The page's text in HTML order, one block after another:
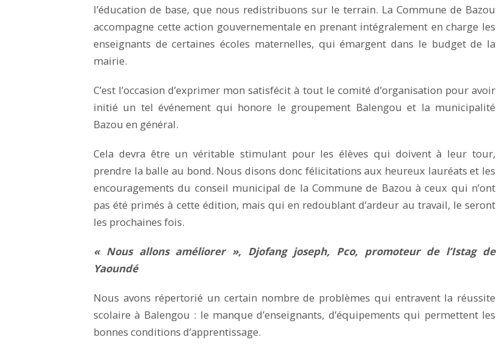
l’éducation de base, que nous redistribuons sur le terrain. La Commune de Bazou
accompagne cette action gouvernementale en prenant intégralement en charge les
enseignants de certaines écoles maternelles, qui émargent dans le budget de la
mairie.
C’est l’occasion d’exprimer mon satisfécit à tout le comité d’organisation pour avoir
initié un tel événement qui honore le groupement Balengou et la municipalité
Bazou en général.
Cela devra être un véritable stimulant pour les élèves qui doivent à leur tour,
prendre la balle au bond. Nous disons donc félicitations aux heureux lauréats et les
encouragements du conseil municipal de la Commune de Bazou à ceux qui n’ont
pas été primés à cette édition, mais qui en redoublant d’ardeur au travail, le seront
les prochaines fois.
« Nous allons améliorer », Djofang joseph, Pco, promoteur de l’Istag de
Yaoundé
Nous avons répertorié un certain nombre de problèmes qui entravent la réussite
scolaire à Balengou : le manque d’enseignants, d’équipements qui permettent les
bonnes conditions d’apprentissage.